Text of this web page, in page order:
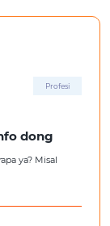
Profesi
dong
ya? Misal